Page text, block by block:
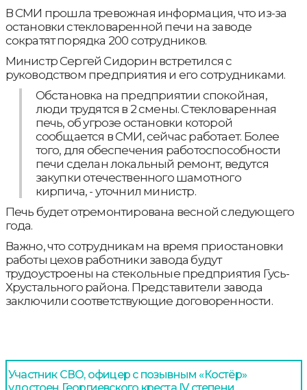
В СМИ прошла тревожная информация, что из-за
остановки стекловаренной печи на заводе
сократят порядка 200 сотрудников.
Министр Сергей Сидорин встретился с
руководством предприятия и его сотрудниками.
Обстановка на предприятии спокойная,
люди трудятся в 2 смены. Стекловаренная
печь, об угрозе остановки которой
сообщается в СМИ, сейчас работает. Более
того, для обеспечения работоспособности
печи сделан локальный ремонт, ведутся
закупки отечественного шамотного
кирпича, - уточнил министр.
Печь будет отремонтирована весной следующего
года.
Важно, что сотрудникам на время приостановки
работы цехов работники завода будут
трудоустроены на стекольные предприятия Гусь-
Хрустального района. Представители завода
заключили соответствующие договоренности.
Участник СВО, офицер с позывным «Костёр»